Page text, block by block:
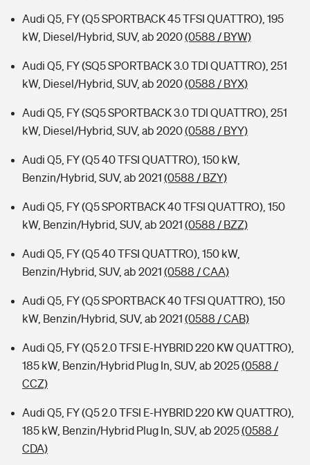
Audi Q5, FY (Q5 SPORTBACK 45 TFSI QUATTRO), 195
kW, Diesel/Hybrid, SUV, ab 2020(0588 / BYW)
Audi Q5, FY (SQ5 SPORTBACK 3.0 TDI QUATTRO), 251
kW, Diesel/Hybrid, SUV, ab 2020(0588 / BYX)
Audi Q5, FY (SQ5 SPORTBACK 3.0 TDI QUATTRO), 251
kW, Diesel/Hybrid, SUV, ab 2020(0588 / BYY)
Audi Q5, FY (Q5 40 TFSI QUATTRO), 150 kW,
Benzin/Hybrid, SUV, ab 2021 (0588 / BZY)
Audi Q5, FY (Q5 SPORTBACK 40 TFSI QUATTRO), 150
kW, Benzin/Hybrid, SUV, ab 2021 (0588 / BZZ)
Audi Q5, FY (Q5 40 TFSI QUATTRO), 150 kW,
Benzin/Hybrid, SUV, ab 2021 (0588 / CAA)
Audi Q5, FY (Q5 SPORTBACK 40 TFSI QUATTRO), 150
kW, Benzin/Hybrid, SUV, ab 2021 (0588 / CAB)
Audi Q5, FY (Q5 2.0 TFSI E-HYBRID 220 KW QUATTRO),
185 kW, Benzin/Hybrid Plug In, SUV, ab 2025(0588 /
CCZ)
Audi Q5, FY (Q5 2.0 TFSI E-HYBRID 220 KW QUATTRO),
185 kW, Benzin/Hybrid Plug In, SUV, ab 2025(0588 /
CDA)